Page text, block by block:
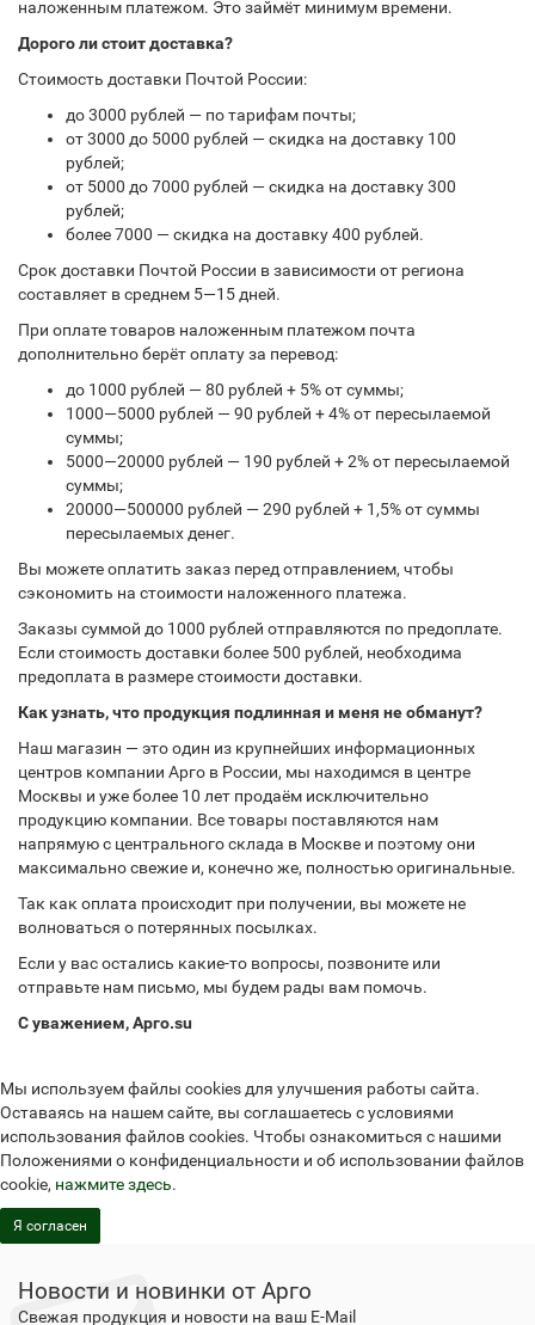
наложенным платежом. Это займёт минимум времени.
Дорого ли стоит доставка?
Стоимость доставки Почтой России:
до 3000 рублей — по тарифам почты;
от 3000 до 5000 рублей — скидка на доставку 100
рублей;
от 5000 до 7000 рублей — скидка на доставку 300
рублей;
более 7000 — скидка на доставку 400 рублей.
Срок доставки Почтой России в зависимости от региона
составляет в среднем 5—15 дней.
При оплате товаров наложенным платежом почта
дополнительно берёт оплату за перевод:
до 1000 рублей — 80 рублей + 5% от суммы;
1000—5000 рублей — 90 рублей + 4% от пересылаемой
суммы;
5000—20000 рублей — 190 рублей + 2% от пересылаемой
суммы;
20000—500000 рублей — 290 рублей + 1,5% от суммы
пересылаемых денег.
Вы можете оплатить заказ перед отправлением, чтобы
сэкономить на стоимости наложенного платежа.
Заказы суммой до 1000 рублей отправляются по предоплате.
Если стоимость доставки более 500 рублей, необходима
предоплата в размере стоимости доставки.
Как узнать, что продукция подлинная и меня не обманут?
Наш магазин — это один из крупнейших информационных
центров компании Арго в России, мы находимся в центре
Москвы и уже более 10 лет продаём исключительно
продукцию компании. Все товары поставляются нам
напрямую с центрального склада в Москве и поэтому они
максимально свежие и, конечно же, полностью оригинальные.
Так как оплата происходит при получении, вы можете не
волноваться о потерянных посылках.
Если у вас остались какие-то вопросы, позвоните или
отправьте нам письмо, мы будем рады вам помочь.
С уважением, Арго.su
Мы используем файлы cookies для улучшения работы сайта.
Оставаясь на нашем сайте, вы соглашаетесь с условиями
использования файлов cookies. Чтобы ознакомиться с нашими
Положениями о конфиденциальности и об использовании файлов
cookie, нажмите здесь.
Я согласен
Новости и новинки от Арго
Свежая продукция и новости на ваш E-Mail